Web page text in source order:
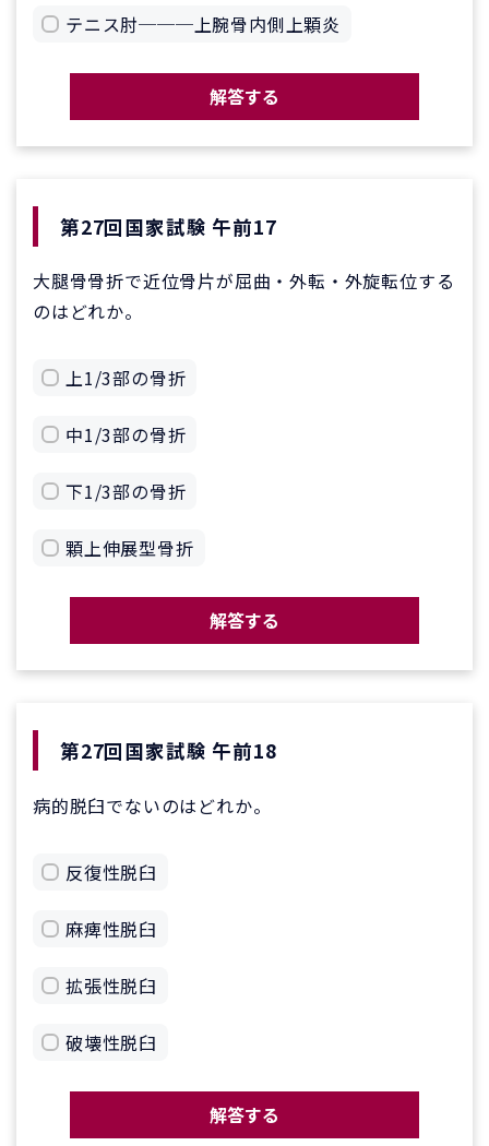
テニス肘───上腕骨内側上顆炎
解答する
第27回国家試験 午前17
大腿骨骨折で近位骨片が屈曲・外転・外旋転位する
のはどれか。
上1/3部の骨折
中1/3部の骨折
下1/3部の骨折
顆上伸展型骨折
解答する
第27回国家試験 午前18
病的脱臼でないのはどれか。
反復性脱臼
麻痺性脱臼
拡張性脱臼
破壊性脱臼
解答する